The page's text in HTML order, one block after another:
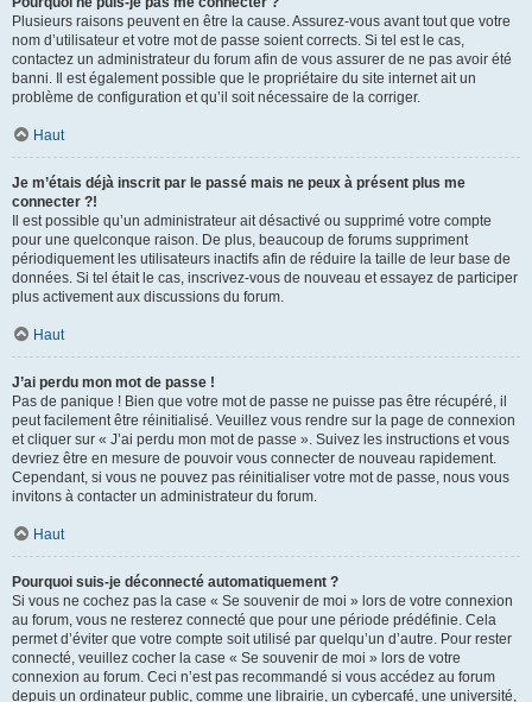
Plusieurs raisons peuvent en être la cause. Assurez-vous avant tout que votre
nom d’utilisateur et votre mot de passe soient corrects. Si tel est le cas,
contactez un administrateur du forum afin de vous assurer de ne pas avoir été
banni. Il est également possible que le propriétaire du site internet ait un
problème de configuration et qu’il soit nécessaire de la corriger.
Haut
Je m’étais déjà inscrit par le passé mais ne peux à présent plus me
connecter ?!
Il est possible qu’un administrateur ait désactivé ou supprimé votre compte
pour une quelconque raison. De plus, beaucoup de forums suppriment
périodiquement les utilisateurs inactifs afin de réduire la taille de leur base de
données. Si tel était le cas, inscrivez-vous de nouveau et essayez de participer
plus activement aux discussions du forum.
Haut
J’ai perdu mon mot de passe !
Pas de panique ! Bien que votre mot de passe ne puisse pas être récupéré, il
peut facilement être réinitialisé. Veuillez vous rendre sur la page de connexion
et cliquer sur « J’ai perdu mon mot de passe ». Suivez les instructions et vous
devriez être en mesure de pouvoir vous connecter de nouveau rapidement.
Cependant, si vous ne pouvez pas réinitialiser votre mot de passe, nous vous
invitons à contacter un administrateur du forum.
Haut
Pourquoi suis-je déconnecté automatiquement ?
Si vous ne cochez pas la case « Se souvenir de moi » lors de votre connexion
au forum, vous ne resterez connecté que pour une période prédéfinie. Cela
permet d’éviter que votre compte soit utilisé par quelqu’un d’autre. Pour rester
connecté, veuillez cocher la case « Se souvenir de moi » lors de votre
connexion au forum. Ceci n’est pas recommandé si vous accédez au forum
depuis un ordinateur public, comme une librairie, un cybercafé, une université,